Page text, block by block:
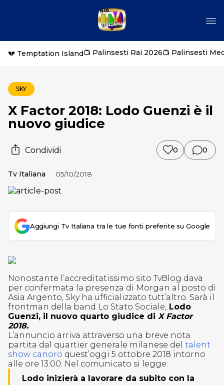
💔 Temptation Island📺 Palinsesti Rai 2026📺 Palinsesti
SKY
X Factor 2018: Lodo Guenzi è il
nuovo giudice
Condividi 0 0
Tv Italiana 05/10/2018
Aggiungi Tv Italiana tra le tue fonti preferite su Google
Nonostante l’accreditatissimo sito TvBlog dava
per confermata la presenza di Morgan al posto di
Asia Argento, Sky ha ufficializzato tutt’altro. Sarà il
frontman della band Lo Stato Sociale, Lodo
Guenzi, il nuovo quarto giudice di X Factor
2018.
L’annuncio arriva attraverso una breve nota
partita dal quartier generale milanese del talent
show canoro quest’oggi 5 ottobre 2018 intorno
alle ore 13:00. Nel comunicato si legge:
Lodo inizierà a lavorare da subito con la